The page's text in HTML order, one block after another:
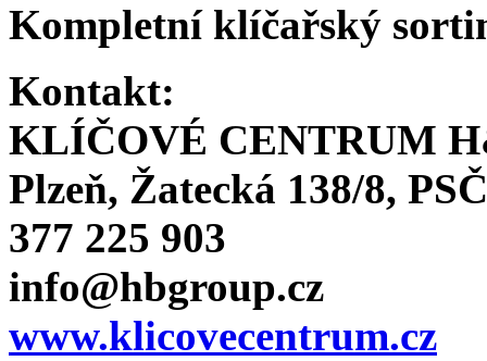
Kompletní klíčařský
Kontakt:
KLÍČOVÉ CENTRUM
Plzeň, Žatecká 138/8,
377 225 903
info@hbgroup.cz
www.klicovecentrum.cz